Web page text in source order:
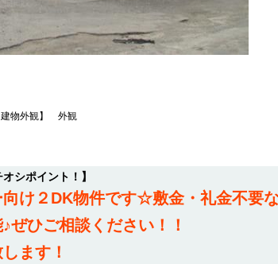
建物外観】 外観
シポイント！】
け２DK物件です☆敷金・礼金不要
ぜひご相談ください！！
ます！